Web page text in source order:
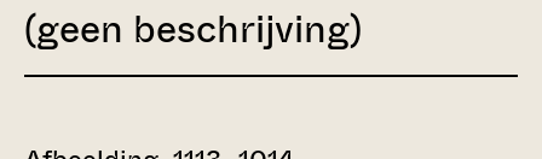
(geen beschrijving)